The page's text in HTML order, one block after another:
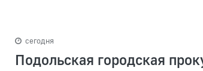
сегодня
Подольская городская